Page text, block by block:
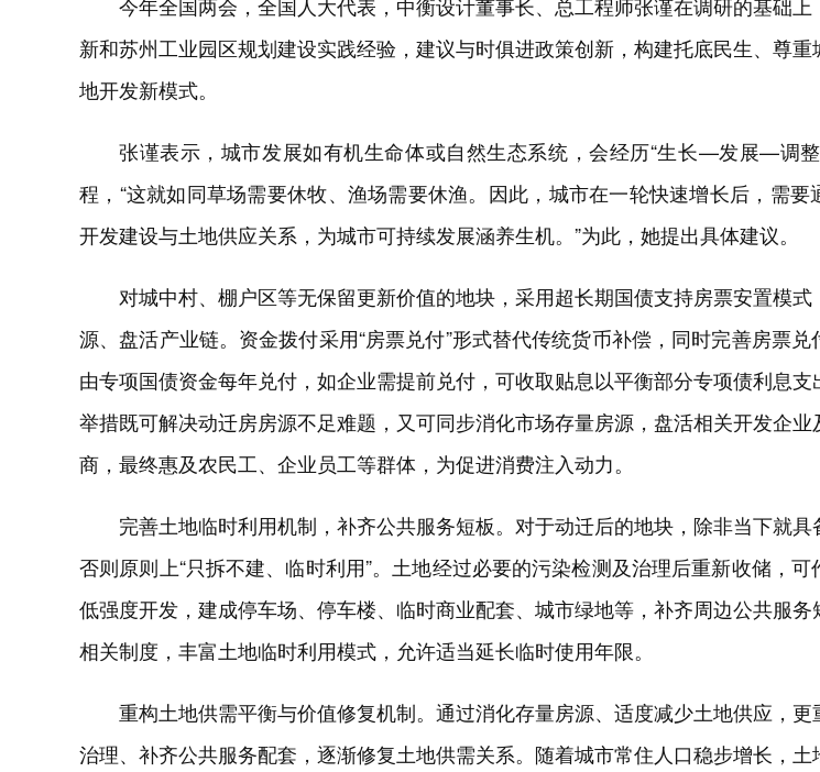
新和苏州工业园区规划建设实践经验，建议与时俱进政策创新，构建托底民生、尊重
地开发新模式。
张谨表示，城市发展如有机生命体或自然生态系统，会经历“生长—发展—调
程，“这就如同草场需要休牧、渔场需要休渔。因此，城市在一轮快速增长后，需要
开发建设与土地供应关系，为城市可持续发展涵养生机。”为此，她提出具体建议。
对城中村、棚户区等无保留更新价值的地块，采用超长期国债支持房票安置模
源、盘活产业链。资金拨付采用“房票兑付”形式替代传统货币补偿，同时完善房票
由专项国债资金每年兑付，如企业需提前兑付，可收取贴息以平衡部分专项债利息
举措既可解决动迁房房源不足难题，又可同步消化市场存量房源，盘活相关开发企业
商，最终惠及农民工、企业员工等群体，为促进消费注入动力。
完善土地临时利用机制，补齐公共服务短板。对于动迁后的地块，除非当下就具
否则原则上“只拆不建、临时利用”。土地经过必要的污染检测及治理后重新收储，
低强度开发，建成停车场、停车楼、临时商业配套、城市绿地等，补齐周边公共服
相关制度，丰富土地临时利用模式，允许适当延长临时使用年限。
重构土地供需平衡与价值修复机制。通过消化存量房源、适度减少土地供应，
治理、补齐公共服务配套，逐渐修复土地供需关系。随着城市常住人口稳步增长，土